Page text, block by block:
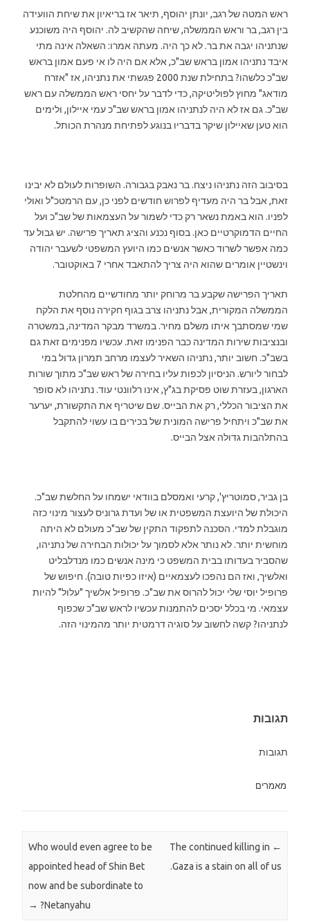
ראש המטה של רגב, יונתן יהוסף, תיאר אז בריאיון את שיחת הוועידה
בין רגב, בר וראש הממשלה, שיחה שהקשיב לה. יהוסף היה משוכנע
שנתניהו יגבה את בר. לא כך היה. מעתה אמרו: השאלה אינה מתי
איבד נתניהו אמון בראש שב"כ, אלא אם היה לו אי פעם אמון בראש
שב"כ כלשהו? בתחילת שנת 2000 פגשתי את נתניהו, אז "אזרח
מודאג" מחוץ לפוליטיקה, כדי לדבר על יחסי ראש הממשלה עם ראש
שב"כ. גם אז לא היה לנתניהו אמון בראש שב"כ עמי איילון, ולימים
הוא טען שאיילון שיקר בדבריו בנוגע לפתיחת מנהרת הכותל.
בסיבוב הזה נתניהו ניצח. בר נאבק בגבורה. השופרות לעולם לא יבינו
זאת, אבל בר היה מעדיף לפרוש חודשים לפני כן, עם הרמטכ"ל ואולי
לפניו. הוא באמת נשאר רק כדי לשמור על העצמאות של שב"כ ועל
החיים הדמוקרטיים כאן. בסוף נכנע והציג תאריך פרישה. יש גבול עד
כמה אפשר לשרוד כאשר אנשים כמו היועץ המשפטי לשעבר יהודה
וינשטיין אומרים שהוא היה צריך להתאבד אחרי 7 באוקטובר.
תאריך הפרישה שקבע בר מרוחק יותר מחודשיים מהחלטת
הממשלה המקורית, אבל נתניהו צרב בגוף חקירה נוסף את הלקח
שמי שמסתבך איתו משלם מחיר. במשרד מבקר המדינה, במשטרה
ובנציבות שירות המדינה כבר הפנימו זאת. עכשיו מפנימים זאת גם
בשב"כ. חשוב יותר, נתניהו השאיר לעצמו מרחב תמרון גדול במי
לבחור ליורש. הניסיון לכפות עליו בחירה של ראש שב"כ מתוך שורות
הארגון, בעזרת שוט פסיקת בג"ץ, אינו רלוונטי עוד. נתניהו לא סופר
את הציבור הכללי, רק את הבייס. שם שיטריף את התקשורת, יערער
את שב"כ ויתחיל פרישה המונית של בכירים בו עשוי להתקבל
בהתלהבות גדולה אצל הבייס.
בן גביר, סמוטריץ', קרעי ואמסלם בוודאי ישמחו על החלשת שב"כ.
היכולת של היועצת המשפטית או של ועדת גרוניס לעצור מינוי כזה
מוגבלת למדי. הסכנה לתפקוד התקין של שב"כ מעולם לא היתה
מוחשית יותר. לא נותר אלא לסמוך על יכולות הבחירה של נתניהו,
שהסביר בעדותו בבית המשפט כי מינה אנשים כמו מנדלבליט
ואלשיך, ואז הם נהפכו לעצמאיים (איזו כפיות טובה). חיפוש של
פרופיל יוסי שלי יכול להרוס את שב"כ. פרופיל אלשיך "עלול" להיות
עצמאי. מי בכלל יסכים להתמנות עכשיו לראש שב"כ שכפוף
לנתניהו? קשה לחשוב על סוגיה דרמטית יותר מהמינוי הזה.
תגובות
תגובות
מאמרים
Post navigation
←
The continued killing in
Gaza is a stain on all of us.
Who would even agree to be
appointed head of Shin Bet
now and be subordinate to
Netanyahu?
→